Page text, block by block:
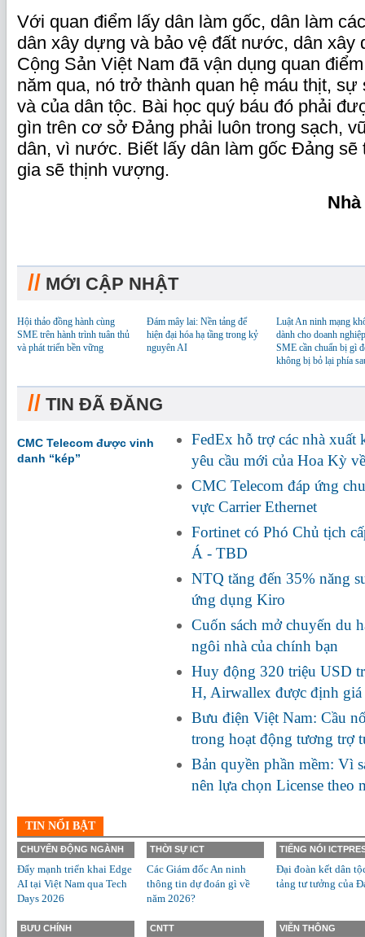
Với quan điểm lấy dân làm gốc, dân làm
dân xây dựng và bảo vệ đất nước, dân
Cộng Sản Việt Nam đã vận dụng quan
năm qua, nó trở thành quan hệ máu thịt,
và của dân tộc. Bài học quý báu đó phải
gìn trên cơ sở Đảng phải luôn trong sạch,
dân, vì nước. Biết lấy dân làm gốc Đảng sẽ
gia sẽ thịnh vượng.
// MỚI CẬP NHẬT
Hội thảo đồng hành cùng
SME trên hành trình tuân thủ
và phát triển bền vững
Đám mây lai: Nền tảng để
hiện đại hóa hạ tầng trong kỷ
nguyên AI
Luật An ninh mạng
dành cho doanh
SME cần chuẩn bị gì
không bị bỏ lại phía
// TIN ĐÃ ĐĂNG
CMC Telecom được vinh
danh “kép”
FedEx hỗ trợ các nhà xuất
yêu cầu mới của Hoa Kỳ
CMC Telecom đáp ứng
vực Carrier Ethernet
Fortinet có Phó Chủ tịch
Á - TBD
NTQ tăng đến 35% năng
ứng dụng Kiro
Cuốn sách mở chuyến du
ngôi nhà của chính bạn
Huy động 320 triệu USD
H, Airwallex được định
Bưu điện Việt Nam: Cầu
trong hoạt động tương trợ
Bản quyền phần mềm: Vì
nên lựa chọn License theo
TIN NỔI BẬT
CHUYỂN ĐỘNG NGÀNH
Đẩy mạnh triển khai Edge
AI tại Việt Nam qua Tech
Days 2026
THỜI SỰ ICT
Các Giám đốc An ninh
thông tin dự đoán gì về
năm 2026?
TIẾNG NÓI
Đại đoàn kết dân
tảng tư tưởng của
BƯU CHÍNH CNTT VIỄN THÔNG